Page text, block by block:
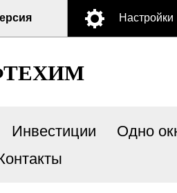
Настройки
Инвестиции
Одно